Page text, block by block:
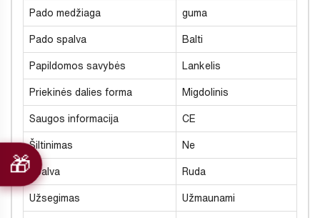
Pado medžiaga guma
Pado spalva Balti
Papildomos savybės Lankelis
Priekinės dalies forma Migdolinis
Saugos informacija CE
Šiltinimas Ne
Spalva Ruda
Užsegimas Užmaunami